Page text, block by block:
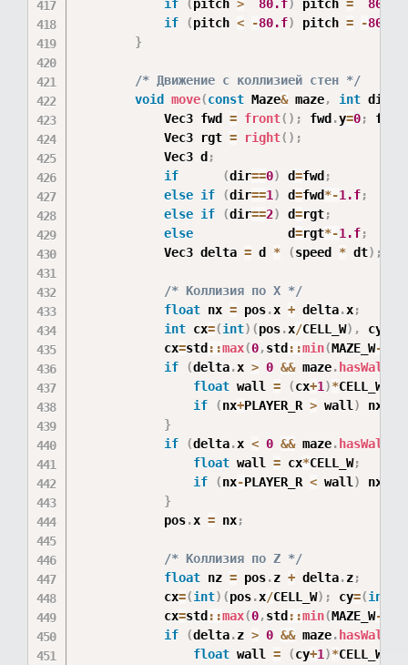
if
(pitch > 80.f) pitch = 80.f
if
(pitch < -80.f) pitch = -80.f
}
/* Движение с коллизией стен */
void
move(const Maze& maze, int dir
            Vec3 fwd
= front( ) ; fwd .y=0; fwd
            Vec3 rgt
= right( ) ;
            Vec3 d
;
if
(dir==0) d=fwd ;
else if (dir==1 ) d=fwd*-1.f;
else if (dir==2) d=rgt;
else
             d
=rgt*-1.f;
            Vec3 delta
= d * (speed * dt) ;
/* Коллизия по X */
float nx = pos.x + delta.x;
int cx=(int) (pos.x/CELL_W) , cy
            cx
=std ::max(0,std ::min(MAZE_W-
if
(delta.x > 0 && maze. hasWall
float wall = (cx+1 )*CELL_W
if
(nx+PLAYER_R > wall ) nx
}
if
(delta.x < 0 && maze. hasWall
float wall = cx*CELL_W;
if
(nx-PLAYER_R < wall ) nx
}
            pos
.x = nx;
/* Коллизия по Z */
float nz = pos.z + delta.z;
            cx
=(int) (pos.x/CELL_W) ; cy=(int
            cx
=std ::max(0,std ::min(MAZE_W-
if
(delta.z > 0 && maze. hasWall
float wall = (cy+1 )*CELL_W